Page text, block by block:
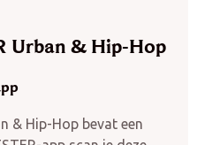
Urban & Hip-Hop
& Hip-Hop bevat een